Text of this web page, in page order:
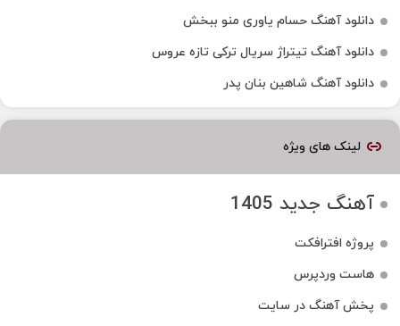
دانلود آهنگ حسام یاوری منو ببخش
دانلود آهنگ تیتراژ سریال ترکی تازه عروس
دانلود آهنگ شاهین بنان پدر
لینک های ویژه
آهنگ جدید 1405
پروژه افترافکت
هاست وردپرس
پخش آهنگ در سایت